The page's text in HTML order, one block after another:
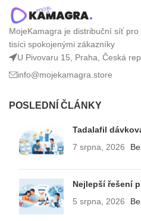
MojeKamagra je distribuční síť
tisíci spokojenými zákazníky
U Pivovaru 15, Praha, Česká
info@mojekamagra.store
POSLEDNÍ ČLÁNKY
Tadalafil
7 srpna, 2026
Nejlepší řešení
5 srpna, 2026